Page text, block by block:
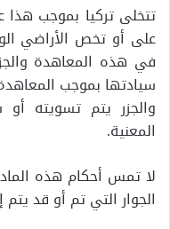
تتخلى تركيا بموجب هذا
على أو تخص الأراضي
في هذه المعاهدة
سيادتها بموجب
والجزر يتم تسويته
المعنية.
لا تمس أحكام هذه
الجوار التي تم أو قد